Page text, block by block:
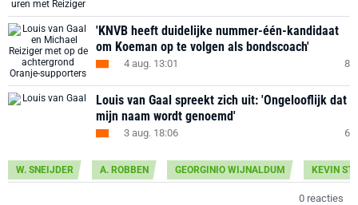
'KNVB heeft duidelijke nummer-één-kandidaat
om Koeman op te volgen als bondscoach'
4 aug. 13:01 8
Louis van Gaal spreekt zich uit: 'Ongelooflijk dat
mijn naam wordt genoemd'
3 aug. 18:06 6
W. SNEIJDER A. ROBBEN GEORGINIO WIJNALDUM KEVIN
0 reacties